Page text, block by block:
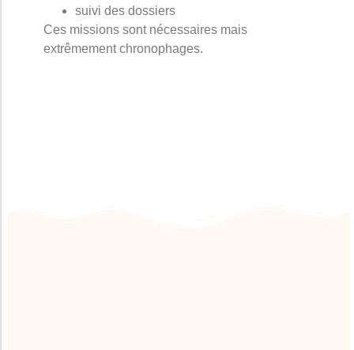
suivi des dossiers
Ces missions sont nécessaires mais
extrêmement chronophages.